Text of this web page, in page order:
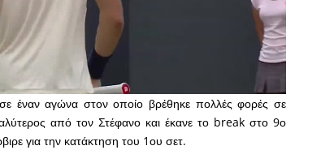
έναν αγώνα στον οποίο βρέθηκε πολλές φορές σε
από τον Στέφανο και έκανε το break στο 9ο
για την κατάκτηση του 1ου σετ.